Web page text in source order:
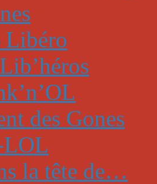
Libéro
des Gones
LOL
la tête de…